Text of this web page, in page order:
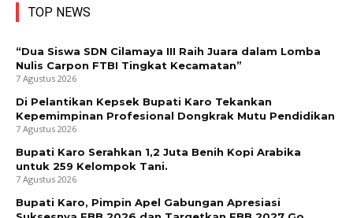
TOP NEWS
“Dua Siswa SDN Cilamaya III Raih Juara dalam Lomba
Nulis Carpon FTBI Tingkat Kecamatan”
7 Agustus 2026
Di Pelantikan Kepsek Bupati Karo Tekankan
Kepemimpinan Profesional Dongkrak Mutu Pendidikan
7 Agustus 2026
Bupati Karo Serahkan 1,2 Juta Benih Kopi Arabika
untuk 259 Kelompok Tani.
7 Agustus 2026
Bupati Karo, Pimpin Apel Gabungan Apresiasi